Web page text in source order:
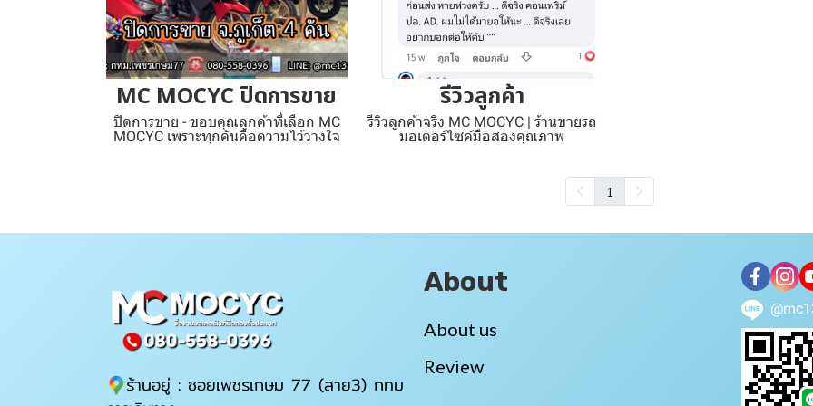
MC MOCYC ปิดการขาย
ปิดการขาย - ขอบคุณลูกค้าที่เลือก MC
MOCYC เพราะทุกคันคือความไว้วางใจ
รีวิวลูกค้า
รีวิวลูกค้าจริง MC MOCYC | ร้านขายรถ
มอเตอร์ไซค์มือสองคุณภาพ
1
ร้านอยู่ : ซอยเพชรเกษม 77 (สาย3) กทม
About
About us
Review